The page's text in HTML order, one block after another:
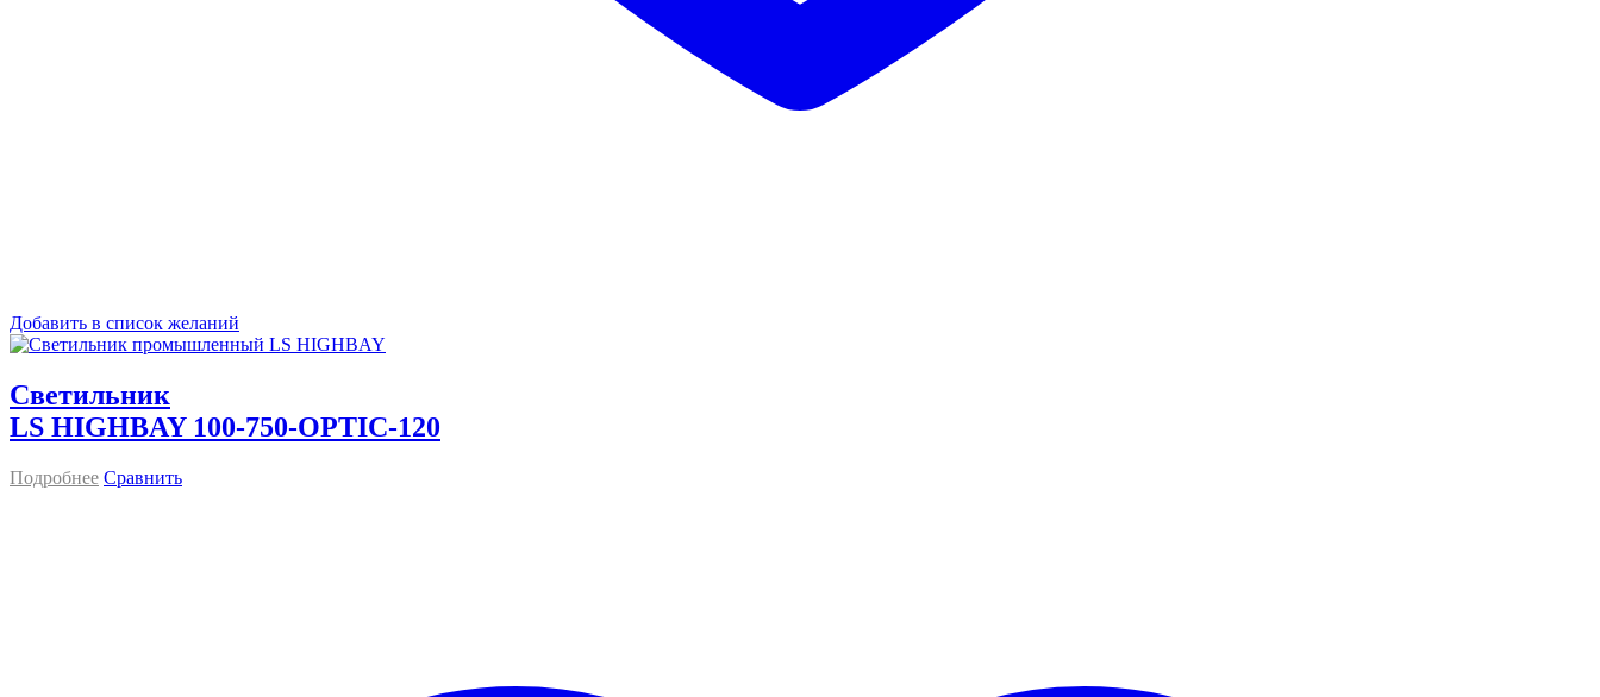
Добавить в список желаний
Светильник
LS HIGHBAY 100-750-OPTIC-120
Подробнее Сравнить